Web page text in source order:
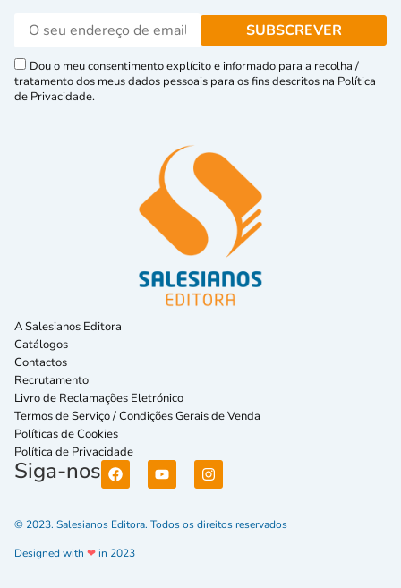
Dou o meu consentimento explícito e informado para a recolha /
tratamento dos meus dados pessoais para os fins descritos na Política
de Privacidade.
A Salesianos Editora
Catálogos
Contactos
Recrutamento
Livro de Reclamações Eletrónico
Termos de Serviço / Condições Gerais de Venda
Políticas de Cookies
Política de Privacidade
Siga-nos
© 2023. Salesianos Editora. Todos os direitos reservados
Designed with ❤in 2023